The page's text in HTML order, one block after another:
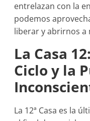
entrelazan con la
podemos
liberar y abrirnos a
La Casa
Ciclo y la
La 12ª Casa es la